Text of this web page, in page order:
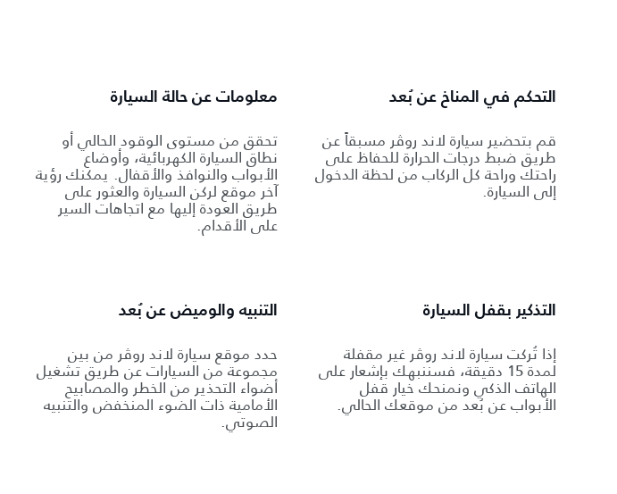
التحكم في المناخ عن بُعد
قم بتحضير سيارة لاند روڤر مسبقاً عن
طريق ضبط درجات الحرارة للحفاظ على
راحتك وراحة كل الركاب من لحظة الدخول
إلى السيارة.
معلومات عن حالة السيارة
تحقق من مستوى الوقود الحالي أو
نطاق السيارة الكهربائية، وأوضاع
الأبواب والنوافذ والأقفال. يمكنك رؤية
آخر موقع لركن السيارة والعثور على
طريق العودة إليها مع اتجاهات السير
على الأقدام.
التذكير بقفل السيارة
إذا تُركت سيارة لاند روڤر غير مقفلة
لمدة 15 دقيقة، فسننبهك بإشعار على
الهاتف الذكي ونمنحك خيار قفل
الأبواب عن بُعد من موقعك الحالي.
التنبيه والوميض عن بُعد
حدد موقع سيارة لاند روڤر من بين
مجموعة من السيارات عن طريق تشغيل
أضواء التحذير من الخطر والمصابيح
الأمامية ذات الضوء المنخفض والتنبيه
الصوتي.